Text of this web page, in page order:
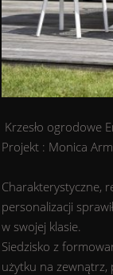
Krzesło ogrodowe
Projekt : Monica
Charakterystyczne,
personalizacji
w swojej klasie.
Siedzisko z
użytku na zewnątrz,